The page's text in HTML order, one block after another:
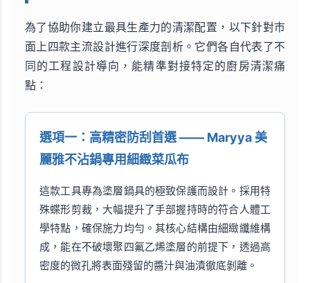
為了協助你建立最具生產力的清潔配置，以下針對市
面上四款主流設計進行深度剖析。它們各自代表了不
同的工程設計導向，能精準對接特定的廚房清潔痛
點：
選項一：高精密防刮首選 —— Maryya 美
麗雅不沾鍋專用細緻菜瓜布
這款工具專為塗層鍋具的極致保護而設計。採用特
殊蝶形剪裁，大幅提升了手部握持時的符合人體工
學特點，確保施力均勻。其核心結構由細緻纖維構
成，能在不破壞聚四氟乙烯塗層的前提下，透過高
密度的微孔將表面殘留的醬汁與油漬徹底剝離。